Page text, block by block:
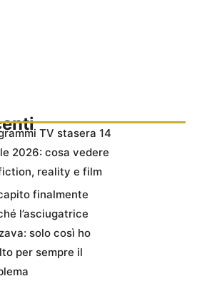
TV stasera 14
2026: cosa vedere
reality e film
finalmente
l’asciugatrice
solo così ho
per sempre il